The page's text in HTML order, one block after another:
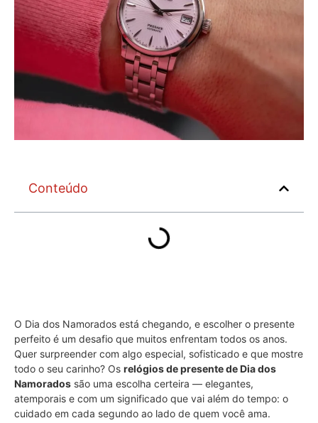
Conteúdo
O Dia dos Namorados está chegando, e escolher o presente
perfeito é um desafio que muitos enfrentam todos os anos.
Quer surpreender com algo especial, sofisticado e que mostre
todo o seu carinho? Os relógios de presente de Dia dos
Namorados são uma escolha certeira — elegantes,
atemporais e com um significado que vai além do tempo: o
cuidado em cada segundo ao lado de quem você ama.